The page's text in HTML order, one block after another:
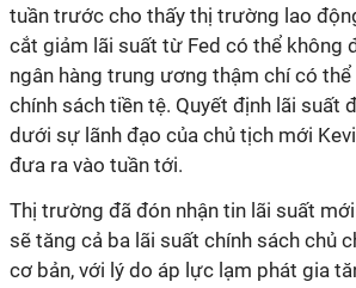
tuần trước cho thấy thị trường lao
cắt giảm lãi suất từ Fed có thể không
ngân hàng trung ương thậm chí có
chính sách tiền tệ. Quyết định lãi suất
dưới sự lãnh đạo của chủ tịch mới
đưa ra vào tuần tới.
Thị trường đã đón nhận tin lãi suất
sẽ tăng cả ba lãi suất chính sách chủ
cơ bản, với lý do áp lực lạm phát gia